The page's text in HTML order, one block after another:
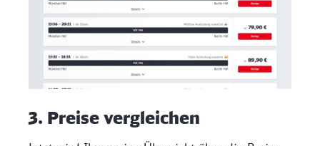
3. Preise vergleichen​